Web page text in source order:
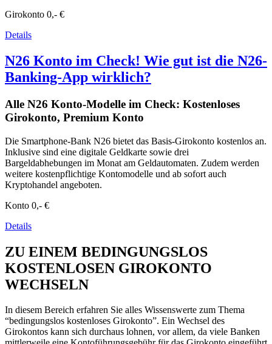
Girokonto 0,- €
Details
N26 Konto im Check! Wie gut ist die N26-
Banking-App wirklich?
Alle N26 Konto-Modelle im Check: Kostenloses
Girokonto, Premium Konto
Die Smartphone-Bank N26 bietet das Basis-Girokonto kostenlos an.
Inklusive sind eine digitale Geldkarte sowie drei
Bargeldabhebungen im Monat am Geldautomaten. Zudem werden
weitere kostenpflichtige Kontomodelle und ab sofort auch
Kryptohandel angeboten.
Konto 0,- €
Details
ZU EINEM BEDINGUNGSLOS
KOSTENLOSEN GIROKONTO
WECHSELN
In diesem Bereich erfahren Sie alles Wissenswerte zum Thema
“bedingungslos kostenloses Girokonto”. Ein Wechsel des
Girokontos kann sich durchaus lohnen, vor allem, da viele Banken